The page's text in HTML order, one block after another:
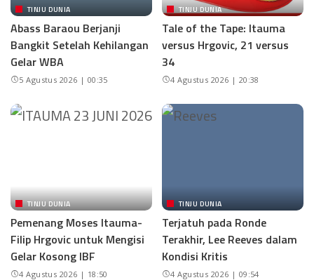
TINJU DUNIA
Abass Baraou Berjanji
Bangkit Setelah Kehilangan
Gelar WBA
5 Agustus 2026 | 00:35
TINJU DUNIA
Tale of the Tape: Itauma
versus Hrgovic, 21 versus
34
4 Agustus 2026 | 20:38
TINJU DUNIA
Pemenang Moses Itauma-
Filip Hrgovic untuk Mengisi
Gelar Kosong IBF
4 Agustus 2026 | 18:50
TINJU DUNIA
Terjatuh pada Ronde
Terakhir, Lee Reeves dalam
Kondisi Kritis
4 Agustus 2026 | 09:54